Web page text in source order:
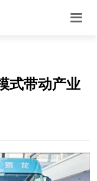
式带动产业